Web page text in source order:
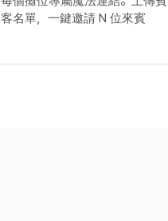
客名單，一鍵邀請 N 位來賓